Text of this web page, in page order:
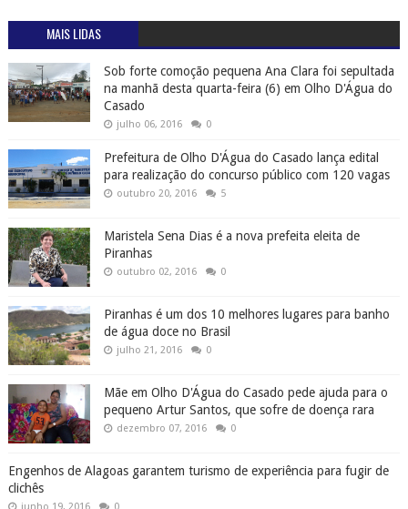
MAIS LIDAS
Sob forte comoção pequena Ana Clara foi sepultada
na manhã desta quarta-feira (6) em Olho D'Água do
Casado
julho 06, 2016 0
Prefeitura de Olho D'Água do Casado lança edital
para realização do concurso público com 120 vagas
outubro 20, 2016 5
Maristela Sena Dias é a nova prefeita eleita de
Piranhas
outubro 02, 2016 0
Piranhas é um dos 10 melhores lugares para banho
de água doce no Brasil
julho 21, 2016 0
Mãe em Olho D'Água do Casado pede ajuda para o
pequeno Artur Santos, que sofre de doença rara
dezembro 07, 2016 0
Engenhos de Alagoas garantem turismo de experiência para fugir de
clichês